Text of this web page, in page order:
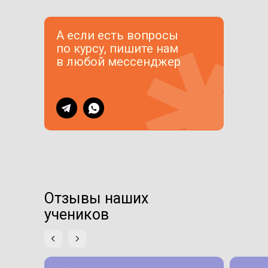
А если есть вопросы
по курсу, пишите нам
в любой мессенджер
Отзывы наших
учеников